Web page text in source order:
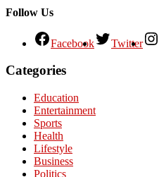
Follow Us
Facebook Twitter
Categories
Education
Entertainment
Sports
Health
Lifestyle
Business
Politics